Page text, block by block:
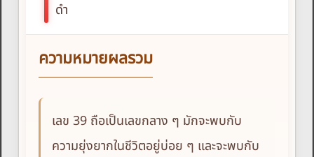
ดำ
ความหมายผลรวม
เลข 39 ถือเป็นเลขกลาง ๆ มักจะพบกับ
ความยุ่งยากในชีวิตอยู่บ่อย ๆ และจะพบกับ